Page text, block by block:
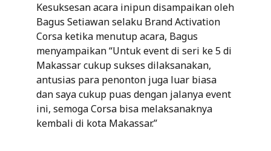
Kesuksesan acara inipun disampaikan oleh
Bagus Setiawan selaku Brand Activation
Corsa ketika menutup acara, Bagus
menyampaikan “Untuk event di seri ke 5 di
Makassar cukup sukses dilaksanakan,
antusias para penonton juga luar biasa
dan saya cukup puas dengan jalanya event
ini, semoga Corsa bisa melaksanaknya
kembali di kota Makassar.”